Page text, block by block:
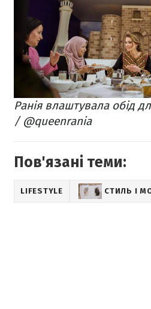
Ранія влаштувала обід
/ @queenrania
Пов'язані теми:
LIFESTYLE СТИЛЬ І